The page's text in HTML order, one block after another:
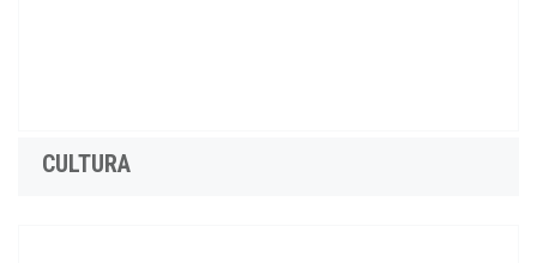
CULTURA